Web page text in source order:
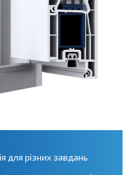
для різних завдань